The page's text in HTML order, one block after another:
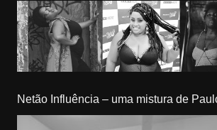
Netão Influência – uma mistura de